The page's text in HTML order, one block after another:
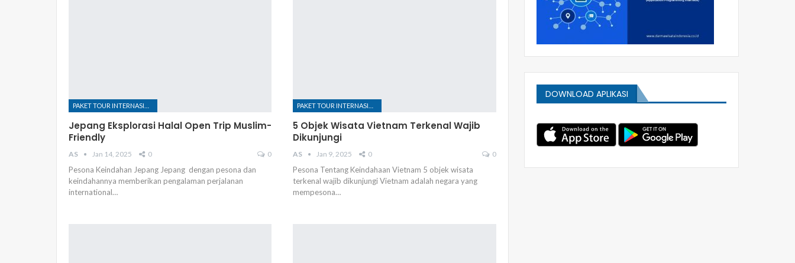
Jepang Eksplorasi Halal Open Trip Muslim-
Friendly
AS Jan 14, 2025 0 0
Pesona Keindahan Jepang Jepang dengan pesona dan
keindahannya memberikan pengalaman perjalanan
international…
5 Objek Wisata Vietnam Terkenal Wajib
Dikunjungi
AS Jan 9, 2025 0 0
Pesona Tentang Keindahaan Vietnam 5 objek wisata
terkenal wajib dikunjungi Vietnam adalah negara yang
mempesona…
DOWNLOAD APLIKASI